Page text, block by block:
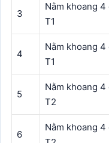
3
Nằm khoang
T1
4
Nằm khoang
T1
5
Nằm khoang
T2
6
Nằm khoang